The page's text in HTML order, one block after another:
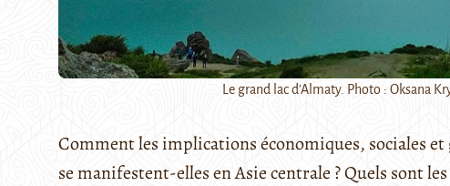
Le grand lac d'Almaty. Photo : Oksana
Comment les implications économiques, sociales
se manifestent-elles en Asie centrale ? Quels sont